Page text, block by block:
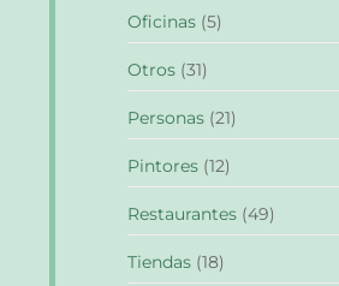
Oficinas (5)
Otros (31)
Personas (21)
Pintores (12)
Restaurantes (49)
Tiendas (18)